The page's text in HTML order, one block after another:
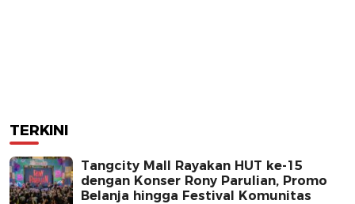
TERKINI
Tangcity Mall Rayakan HUT ke-15
dengan Konser Rony Parulian, Promo
Belanja hingga Festival Komunitas